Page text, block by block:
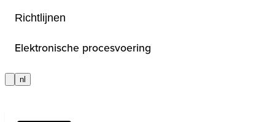
Richtlijnen
Elektronische procesvoering
nl